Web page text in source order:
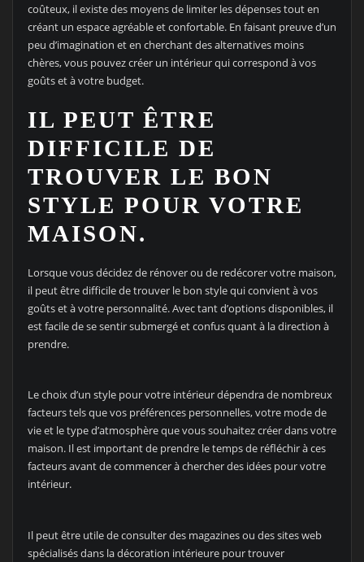
coûteux, il existe des moyens de limiter les dépenses tout en
créant un espace agréable et confortable. En faisant preuve d’un
peu d’imagination et en cherchant des alternatives moins
chères, vous pouvez créer un intérieur qui correspond à vos
goûts et à votre budget.
IL PEUT ÊTRE
DIFFICILE DE
TROUVER LE BON
STYLE POUR VOTRE
MAISON.
Lorsque vous décidez de rénover ou de redécorer votre maison,
il peut être difficile de trouver le bon style qui convient à vos
goûts et à votre personnalité. Avec tant d’options disponibles, il
est facile de se sentir submergé et confus quant à la direction à
prendre.
Le choix d’un style pour votre intérieur dépendra de nombreux
facteurs tels que vos préférences personnelles, votre mode de
vie et le type d’atmosphère que vous souhaitez créer dans votre
maison. Il est important de prendre le temps de réfléchir à ces
facteurs avant de commencer à chercher des idées pour votre
intérieur.
Il peut être utile de consulter des magazines ou des sites web
spécialisés dans la décoration intérieure pour trouver